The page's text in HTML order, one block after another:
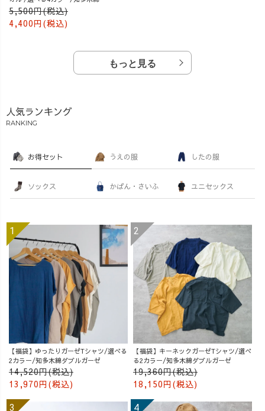
5,500円(税込)
4,400円(税込)
もっと見る
人気ランキング
RANKING
お得セット うえの服 したの服
ソックス かばん・さいふ ユニセックス
【福袋】ゆったりガーゼTシャツ/選べる
2カラー/知多木綿ダブルガーゼ
14,520円(税込)
13,970円(税込)
【福袋】キーネックガーゼTシャツ/選べ
る2カラー/知多木綿ダブルガーゼ
19,360円(税込)
18,150円(税込)